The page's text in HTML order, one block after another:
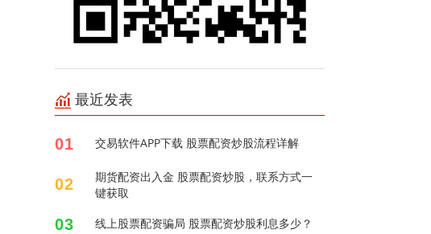
最近发表
01 交易软件APP下载 股票配资炒股流程详解
02
期货配资出入金 股票配资炒股，联系方式一
键获取
03 线上股票配资骗局 股票配资炒股利息多少？